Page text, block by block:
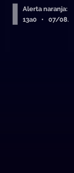
Alerta naranja:
13a0 • 07/08/